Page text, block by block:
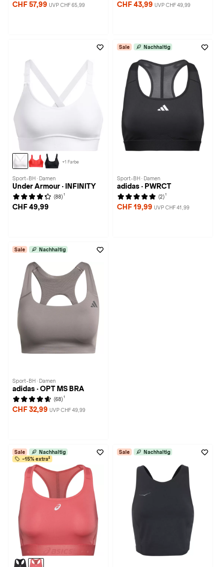
CHF 57,99 UVP CHF 65,99 CHF 43,99 UVP CHF 49,99
+1 Farbe
Sport-BH · Damen
Under Armour · INFINITY
(88) 1
CHF 49,99
Sale Nachhaltig
Sport-BH · Damen
adidas · PWRCT
(2) 1
CHF 19,99 UVP CHF 41,99
Sale Nachhaltig
Sport-BH · Damen
adidas · OPT MS BRA
(68) 1
CHF 32,99 UVP CHF 49,99
Sale
Nachhaltig
-15% extra²
Sale Nachhaltig